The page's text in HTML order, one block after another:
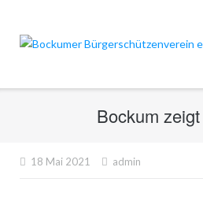
Inhalt
Bockum
18 Mai 2021 admin